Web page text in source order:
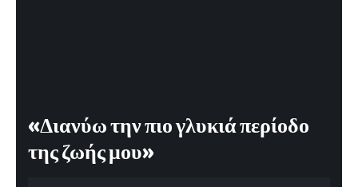
«Διανύω την πιο γλυκιά περίοδο
της ζωής μου»